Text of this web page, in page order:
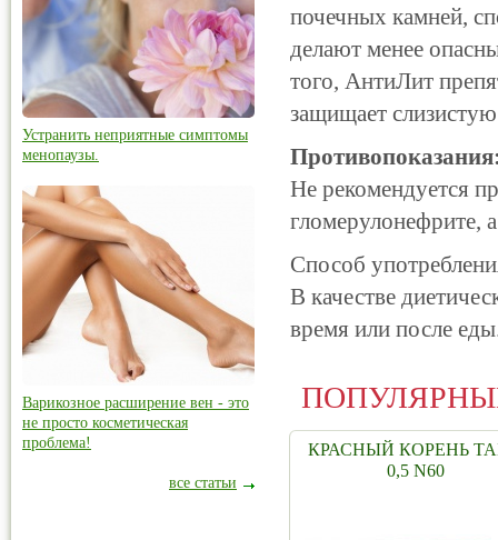
почечных камней,
делают менее
того, АнтиЛит
защищает
Не рекомендуется
гломерулонефрите,
Cпособ
В качестве
время или после
КРАСНЫЙ КОРЕНЬ
0,5 N60
Устранить неприятные симптомы
менопаузы.
Варикозное расширение вен - это
не просто косметическая
проблема!
все статьи